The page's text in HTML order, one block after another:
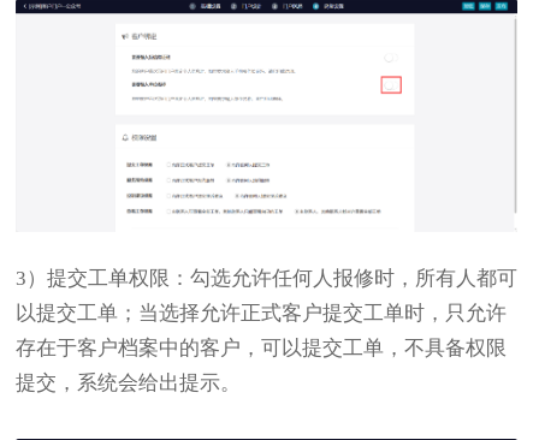
3）提交工单权限：勾选允许任何人报修时，所有人都可
以提交工单；当选择允许正式客户提交工单时，只允许
存在于客户档案中的客户，可以提交工单，不具备权限
提交，系统会给出提示。